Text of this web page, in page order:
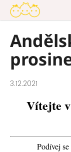
Přejít
obsah
3.12.2021
Vítejte
Podívej
o
C
o
p
o
b